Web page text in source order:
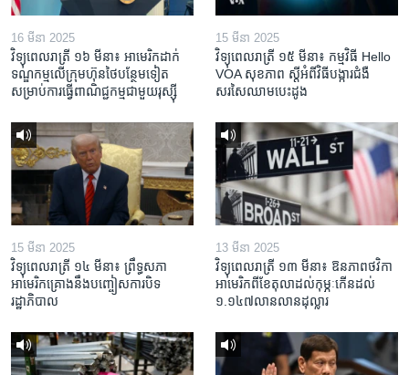
16 មីនា 2025
វិទ្យុពេលរាត្រី ១៦ មីនា៖ អាមេរិក​ដាក់​
ទណ្ឌកម្ម​លើ​ក្រុមហ៊ុន​ថៃ​បន្ថែម​ទៀត​
សម្រាប់​ការ​ធ្វើ​ពាណិជ្ជកម្ម​ជាមួយ​រុស្ស៊ី
15 មីនា 2025
វិទ្យុពេលរាត្រី ១៥ មីនា៖ កម្មវិធី ​Hello
VOA សុខភាព ស្ដី​អំពី​វិធី​បង្ការ​ជំងឺ​
សរសៃ​ឈាម​បេះដូង
15 មីនា 2025
វិទ្យុពេលរាត្រី ១៤ មីនា៖ ព្រឹទ្ធសភា
អាមេរិកគ្រោងនឹងបញ្ចៀសការបិទ
រដ្ឋាភិបាល
13 មីនា 2025
វិទ្យុពេលរាត្រី ១៣ មីនា៖ ឱនភាព​ថវិកា​
អាមេរិក​ពី​ខែ​តុលា​ដល់​កុម្ភៈ​កើន​ដល់​
១.១៤៧​លានលាន​ដុល្លារ